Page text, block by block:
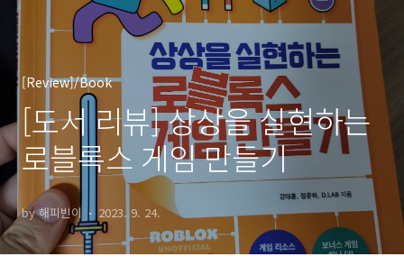
[Review]/Book
[도서 리뷰] 상상을 실현하는
로블록스 게임 만들기
by 해피빈이 2023. 9. 24.